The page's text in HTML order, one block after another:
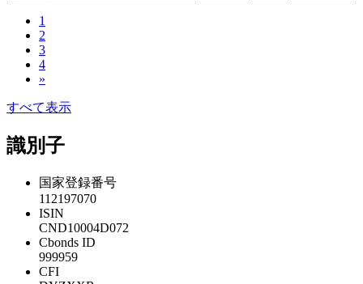
1
2
3
4
»
すべて表示
識別子
国家登録番号
112197070
ISIN
CND10004D072
Cbonds ID
999959
CFI